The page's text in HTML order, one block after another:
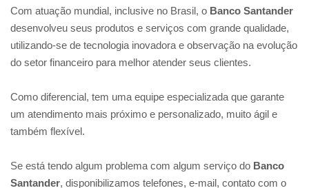
Com atuação mundial, inclusive no Brasil, o Banco Santander
desenvolveu seus produtos e serviços com grande qualidade,
utilizando-se de tecnologia inovadora e observação na evolução
do setor financeiro para melhor atender seus clientes.
Como diferencial, tem uma equipe especializada que garante
um atendimento mais próximo e personalizado, muito ágil e
também flexível.
Se está tendo algum problema com algum serviço do Banco
Santander, disponibilizamos telefones, e-mail, contato com o